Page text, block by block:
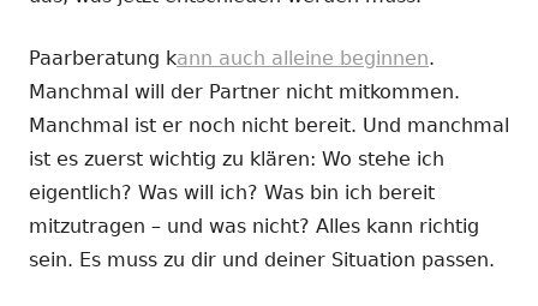
Paarberatung kann auch alleine beginnen.
Manchmal will der Partner nicht mitkommen.
Manchmal ist er noch nicht bereit. Und manchmal
ist es zuerst wichtig zu klären: Wo stehe ich
eigentlich? Was will ich? Was bin ich bereit
mitzutragen – und was nicht? Alles kann richtig
sein. Es muss zu dir und deiner Situation passen.